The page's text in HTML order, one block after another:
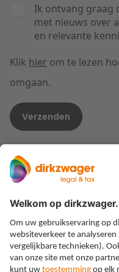
Ik ontvang graag
met nieuws over
en relevante
Klik hier om te lezen
omgaan.
Expertises
Thema’s